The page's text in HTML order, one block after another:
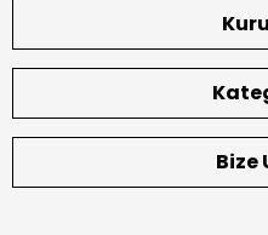
Bize